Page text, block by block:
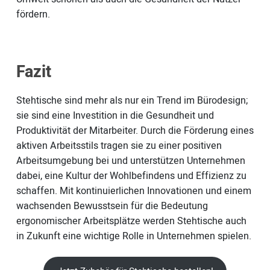
fördern.
Fazit
Stehtische sind mehr als nur ein Trend im Bürodesign;
sie sind eine Investition in die Gesundheit und
Produktivität der Mitarbeiter. Durch die Förderung eines
aktiven Arbeitsstils tragen sie zu einer positiven
Arbeitsumgebung bei und unterstützen Unternehmen
dabei, eine Kultur der Wohlbefindens und Effizienz zu
schaffen. Mit kontinuierlichen Innovationen und einem
wachsenden Bewusstsein für die Bedeutung
ergonomischer Arbeitsplätze werden Stehtische auch
in Zukunft eine wichtige Rolle in Unternehmen spielen.